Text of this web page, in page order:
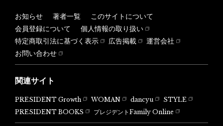
お知らせ 著者一覧
このサイトについて
会員登録について
個人情報の取り扱い
特定商取引法に基づく表示
広告掲載
運営会社
お問い合わせ
関連サイト
PRESIDENT Growth WOMAN dancyu
STYLE
PRESIDENT BOOKS
プレジデントFamily Online